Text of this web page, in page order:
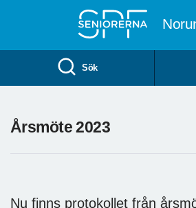
Sök
Årsmöte 2023
Nu finns protokollet från